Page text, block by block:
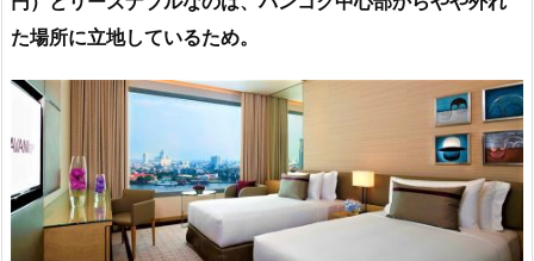
た場所に立地しているため。